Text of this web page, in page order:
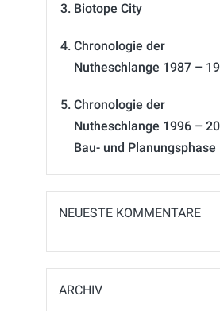
Biotope City
Chronologie der
Nutheschlange 1987 –
Chronologie der
Nutheschlange 1996 –
Bau- und Planungsphase
NEUESTE KOMMENTARE
ARCHIV